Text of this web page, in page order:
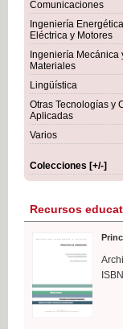
Comunicaciones
Ingeniería
Eléctrica y Motores
Ingeniería Mecánica
Materiales
Lingüística
Otras Tecnologías y
Aplicadas
Varios
Colecciones [+/-]
Recursos